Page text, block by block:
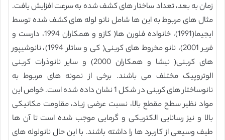
زمان به بعد، تعداد ساختار های کشف شده به سرعت افزایش یافت.
مثال های مربوط به این ها شامل نانو لوله های کشف شده توسط
ایجیما(1991)، خانواده فلورن ها( کازو و همکاران 1994، دارست و
فریر 2001)، نانو مخروط های کربنی( کی و ساتلر 1994)، نانوشیپور
های کربنی( نیشا و همکاران 2000) و سایر نانوذرات کربنی
الوتروپیک مختلف می باشند. برخی از نمونه های مربوط به
نانوساختار های کربنی در شکل 1 نشان داده شده است. خواص این
مواد نظیر سطح مقطع بالا، نسبت عرضی زیاد، مقاومت مکانیکی
بالا و نیز رسانایی الکتریکی و گرمایی موجب شده است تا آن ها
طیف وسیعی از کاربرد ها را داشته باشند. با این حال نانولوله های